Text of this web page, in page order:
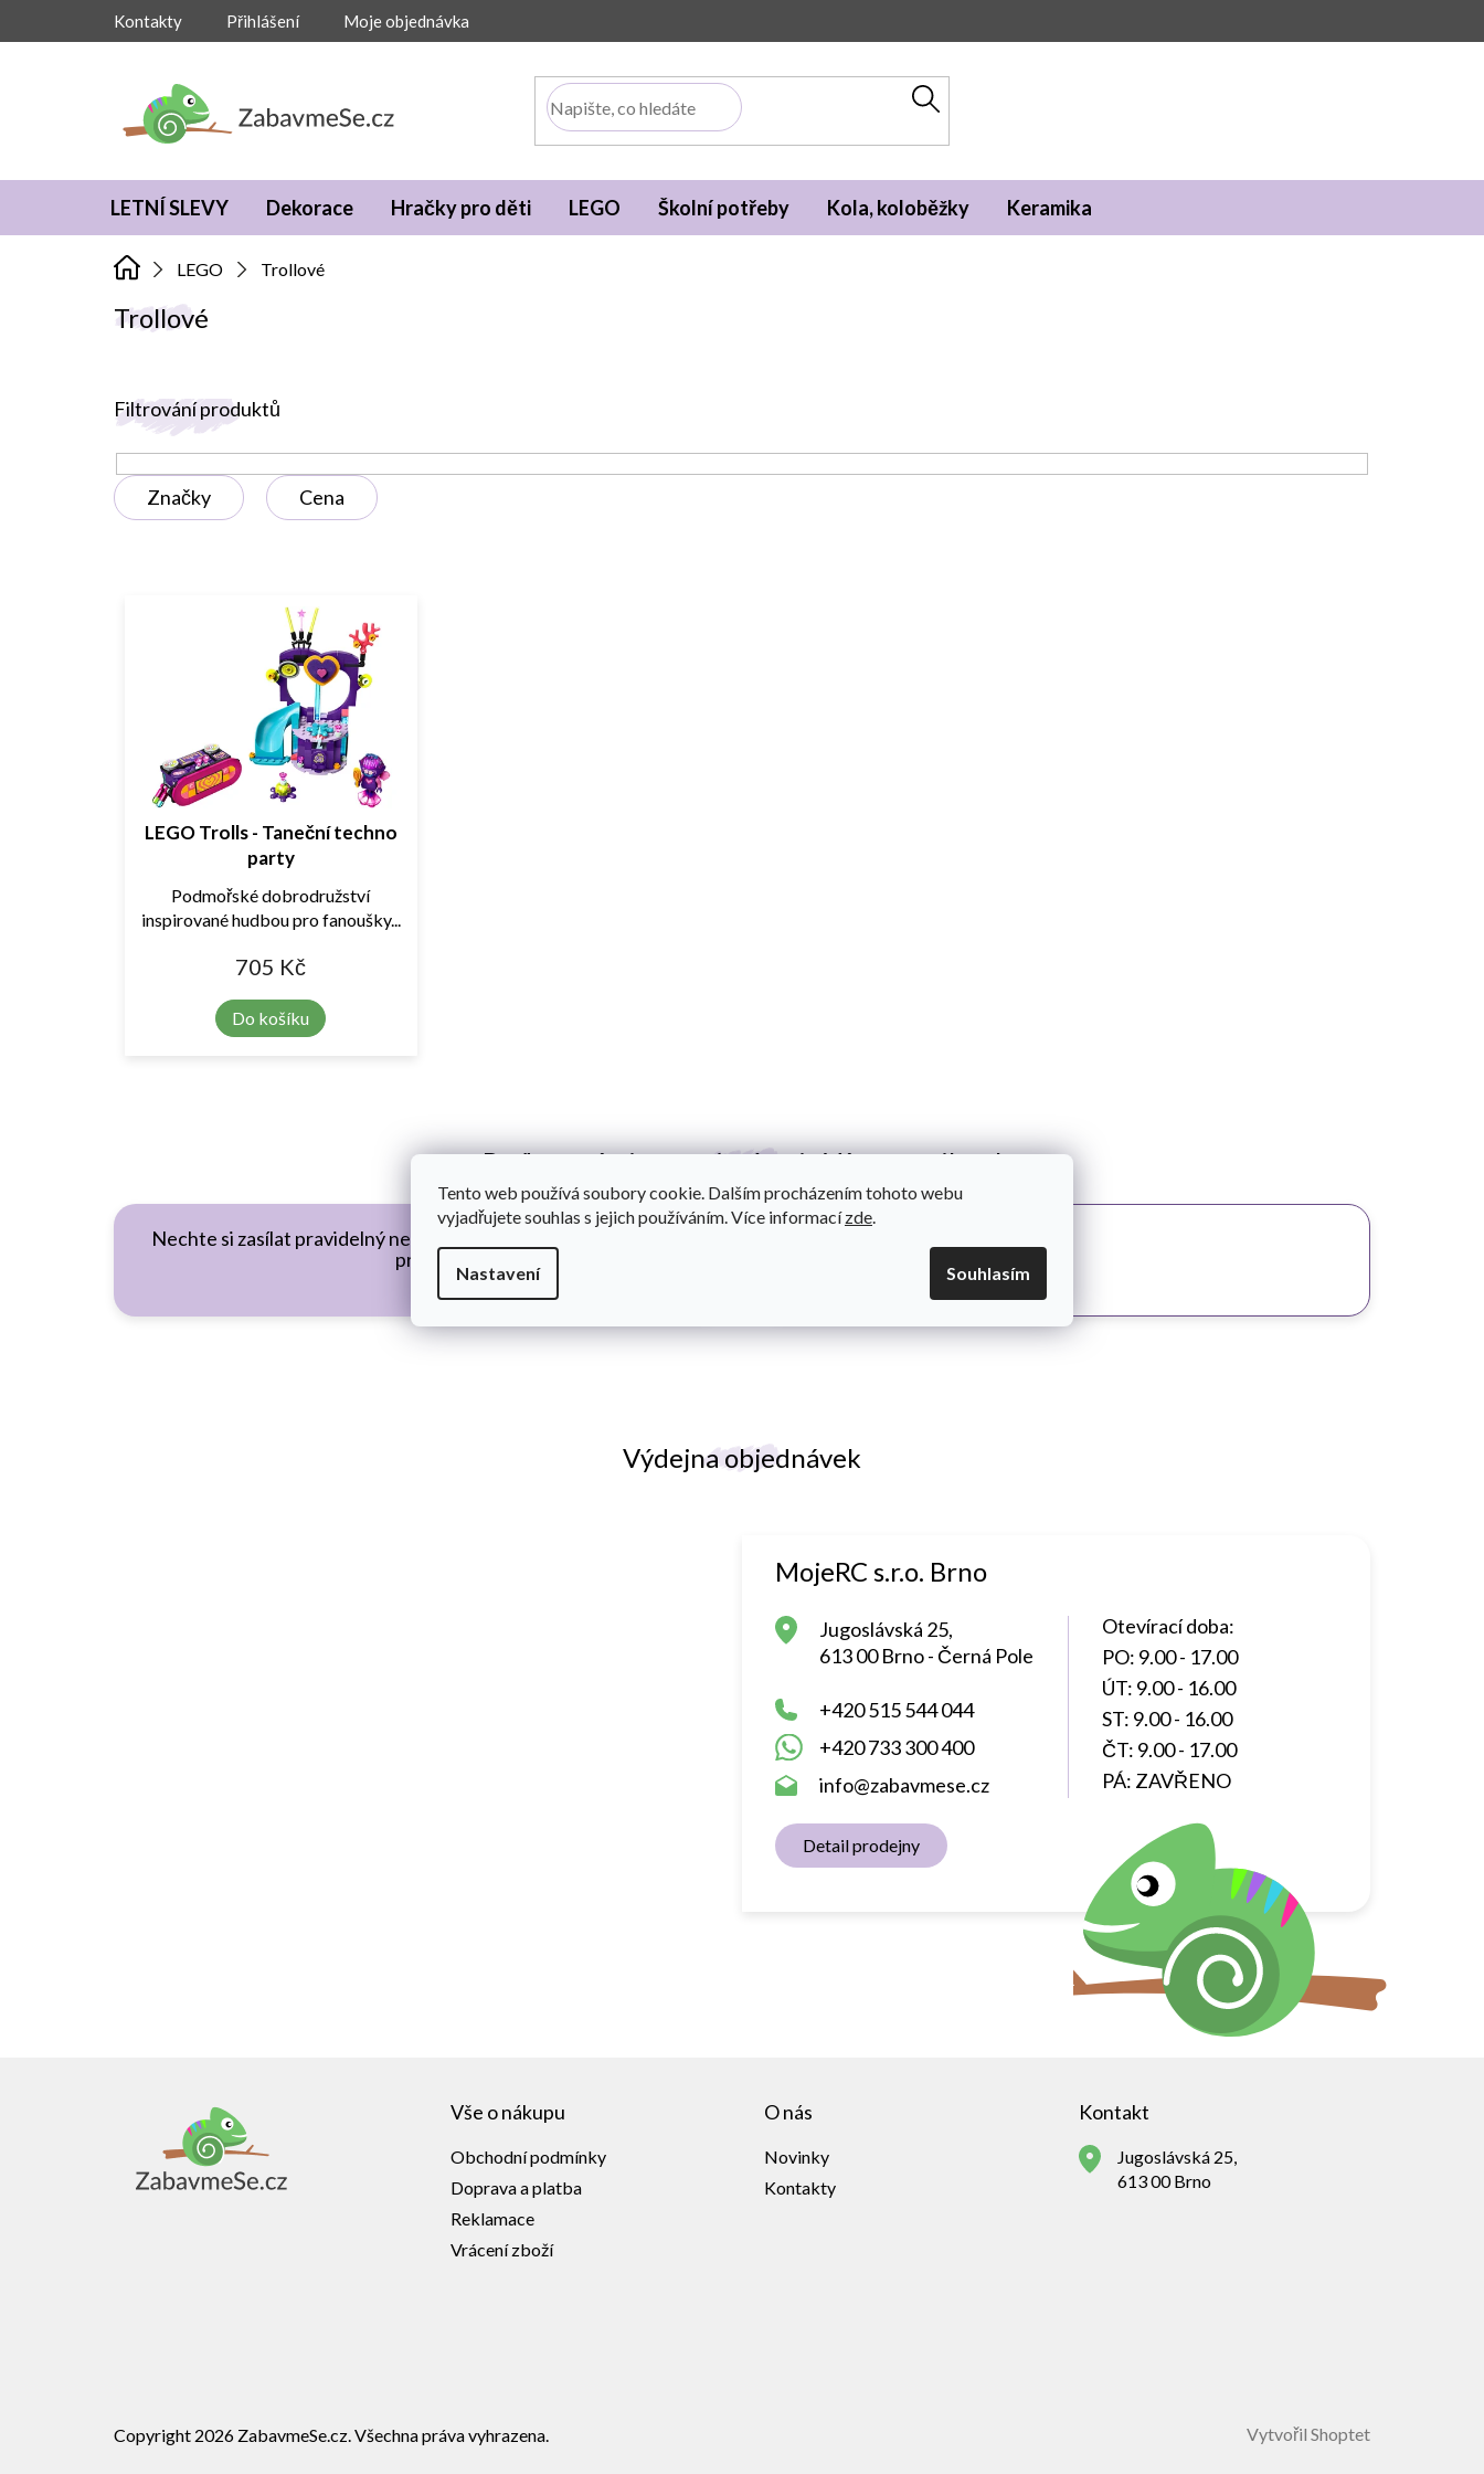
Tento web používá soubory cookie. Dalším procházením tohoto webu
vyjadřujete souhlas s jejich používáním. Více informacízde.
Nastavení Souhlasím
Kontakty Přihlášení Moje objednávka
LETNÍ SLEVY Dekorace Hračky pro děti LEGO Školní potřeby Kola, koloběžky Keramika
LEGO Trollové
Trollové
Filtrování produktů
Značky Cena
V
ý
p
i
s
LEGO Trolls - Taneční techno
party
705 Kč
Do košíku
Podmořské dobrodružství
inspirované hudbou pro fanoušky...
l
á
d
a
c
k
s
u
Buďte s námi ve spojení a nic Vám neunikne!
Nechte si zasílat pravidelný newsletter a o všem se dozvíte jako
první.
Výdejna objednávek
MojeRC s.r.o. Brno
Jugoslávská 25,
613 00 Brno - Černá Pole
+420 515 544 044
+420 733 300 400
info@zabavmese.cz
Otevírací doba:
PO: 9.00 - 17.00
ÚT: 9.00 - 16.00
ST: 9.00 - 16.00
ČT: 9.00 - 17.00
PÁ: ZAVŘENO
Detail prodejny
Vše o nákupu
Obchodní podmínky
Doprava a platba
Reklamace
Vrácení zboží
O nás
Novinky
Kontakty
Kontakt
Jugoslávská 25,
613 00 Brno
Vytvořil Shoptet
Copyright 2026 ZabavmeSe.cz. Všechna práva vyhrazena.